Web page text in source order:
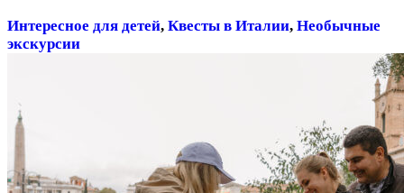
Интересное для детей, Квесты в Италии, Необычные
экскурсии